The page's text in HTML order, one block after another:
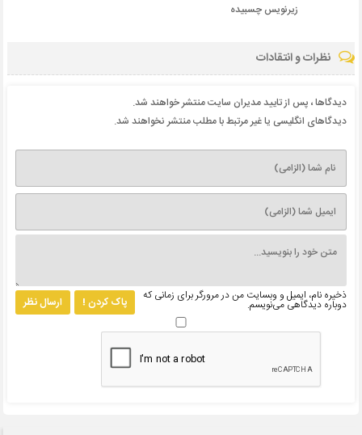
زیرنویس چسبیده
نظرات و انتقادات
دیدگاها ، پس از تایید مدیران سایت منتشر خواهند شد.
دیدگاهای انگلیسی یا غیر مرتبط با مطلب منتشر نخواهند شد.
ارسال نظر پاک کردن ! ذخیره نام، ایمیل و وبسایت من در مرورگر برای زمانی که
دوباره دیدگاهی می‌نویسم.